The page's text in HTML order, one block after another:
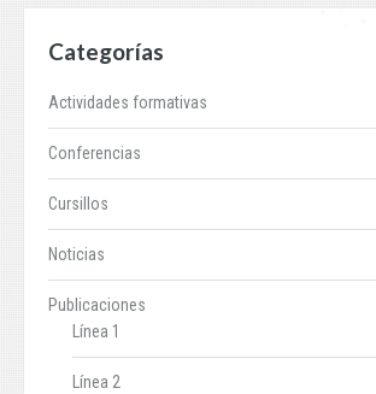
Categorías
Actividades formativas
Conferencias
Cursillos
Noticias
Publicaciones
Línea 1
Línea 2